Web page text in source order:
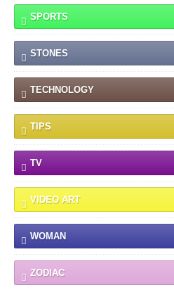
SPORTS
STONES
TECHNOLOGY
TIPS
TV
VIDEO ART
WOMAN
ZODIAC